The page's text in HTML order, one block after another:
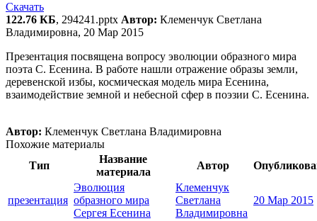
Скачать
122.76 КБ, 294241.pptx Автор: Клеменчук Светлана
Владимировна, 20 Мар 2015
Презентация посвящена вопросу эволюции образного мира
поэта С. Есенина. В работе нашли отражение образы земли,
деревенской избы, космическая модель мира Есенина,
взаимодействие земной и небесной сфер в поэзии С. Есенина.
Автор: Клеменчук Светлана Владимировна
Похожие материалы
Тип
Название
материала
Автор
презентация
Эволюция
образного мира
Сергея Есенина
Клеменчук
Светлана
Владимировна
20 Мар 2015